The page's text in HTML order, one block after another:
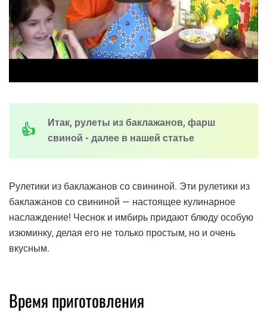
Итак, рулеты из баклажанов, фарш
свиной - далее в нашей статье
Рулетики из баклажанов со свининой. Эти рулетики из
баклажанов со свининой — настоящее кулинарное
наслаждение! Чеснок и имбирь придают блюду особую
изюминку, делая его не только простым, но и очень
вкусным.
Время приготовления